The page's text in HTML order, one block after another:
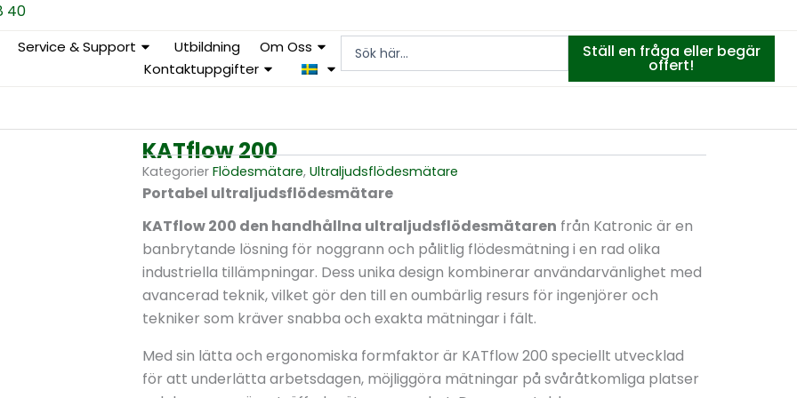
40
Service & Support Utbildning
Om Oss
Kontaktuppgifter
Search
Ställ en fråga eller begär
offert!
KATflow 200
Kategorier Flödesmätare, Ultraljuds­flödesmätare
Portabel ultraljudsflödesmätare
KATflow 200 den handhållna ultraljudsflödesmätaren från Katronic är en
banbrytande lösning för noggrann och pålitlig flödesmätning i en rad olika
industriella tillämpningar. Dess unika design kombinerar användarvänlighet med
avancerad teknik, vilket gör den till en oumbärlig resurs för ingenjörer och
tekniker som kräver snabba och exakta mätningar i fält.
Med sin lätta och ergonomiska formfaktor är KATflow 200 speciellt utvecklad
för att underlätta arbetsdagen, möjliggöra mätningar på svåråtkomliga platser